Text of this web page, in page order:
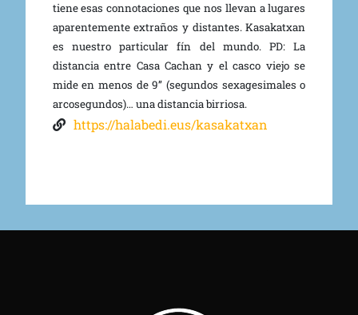
tiene esas connotaciones que nos llevan a lugares
aparentemente extraños y distantes. Kasakatxan
es nuestro particular fín del mundo. PD: La
distancia entre Casa Cachan y el casco viejo se
mide en menos de 9’’ (segundos sexagesimales o
arcosegundos)… una distancia birriosa.
https://halabedi.eus/kasakatxan